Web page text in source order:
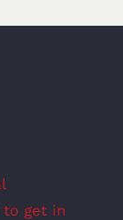
get in